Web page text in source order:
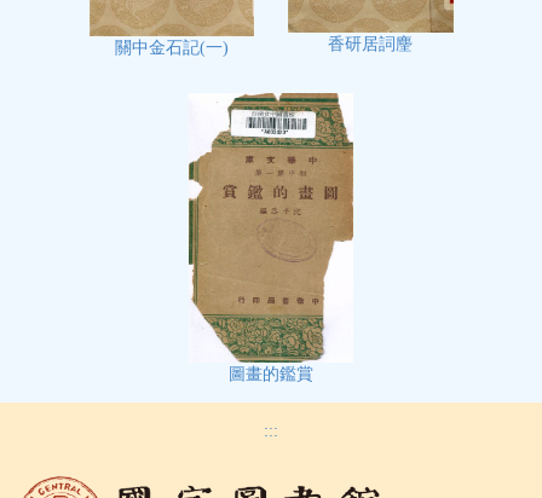
關中金石記(一) 香研居詞麈
圖畫的鑑賞
:::